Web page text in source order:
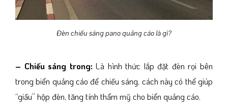
Đèn chiếu sáng pano quảng cáo là gì?
– Chiếu sáng trong: Là hình thức lắp đặt đèn rọi bên
trong biển quảng cáo để chiếu sáng, cách này có thể giúp
“giấu” hộp đèn, tăng tính thẩm mỹ cho biển quảng cáo.